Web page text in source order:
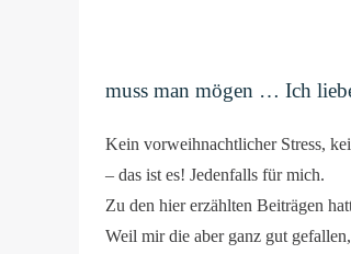
muss man mögen … Ich
Kein vorweihnachtlicher Stress,
– das ist es! Jedenfalls für mich.
Zu den hier erzählten Beiträgen
Weil mir die aber ganz gut